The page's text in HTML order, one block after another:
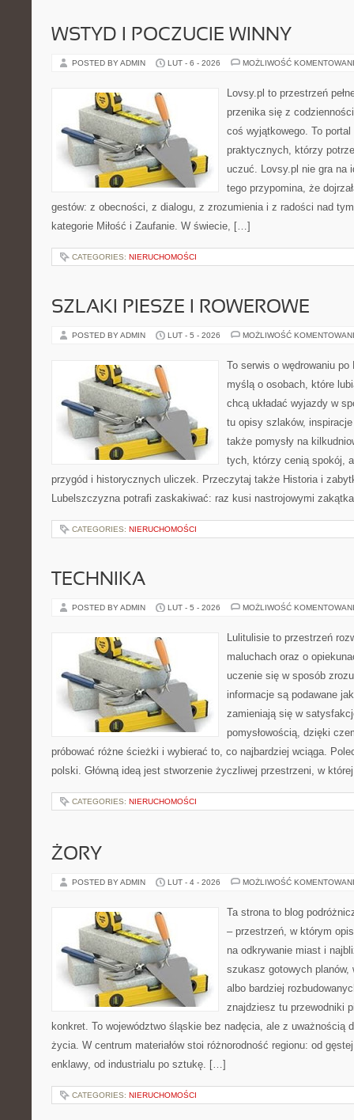
WSTYD I POCZUCIE WINNY
POSTED BY ADMIN LUT - 6 - 2026 MOŻLIWOŚĆ
Lovsy.pl to przestrzeń
przenika się z
coś wyjątkowego. To
praktycznych, którzy
uczuć. Lovsy.pl nie gra na
tego przypomina, że
gestów: z obecności, z dialogu, z zrozumienia i z radości nad
kategorie Miłość i Zaufanie. W świecie, […]
CATEGORIES: NIERUCHOMOŚCI
SZLAKI PIESZE I ROWEROWE
POSTED BY ADMIN LUT - 5 - 2026 MOŻLIWOŚĆ
To serwis o wędrowaniu
myślą o osobach, które
chcą układać wyjazdy w
tu opisy szlaków,
także pomysły na
tych, którzy cenią spokój,
przygód i historycznych uliczek. Przeczytaj także Historia i
Lubelszczyzna potrafi zaskakiwać: raz kusi nastrojowymi
CATEGORIES: NIERUCHOMOŚCI
TECHNIKA
POSTED BY ADMIN LUT - 5 - 2026 MOŻLIWOŚĆ
Lulitulisie to przestrzeń
maluchach oraz o
uczenie się w sposób
informacje są podawane
zamieniają się w
pomysłowością, dzięki
próbować różne ścieżki i wybierać to, co najbardziej wciąga.
polski. Główną ideą jest stworzenie życzliwej przestrzeni, w
CATEGORIES: NIERUCHOMOŚCI
ŻORY
POSTED BY ADMIN LUT - 4 - 2026 MOŻLIWOŚĆ
Ta strona to blog
– przestrzeń, w którym
na odkrywanie miast i
szukasz gotowych
albo bardziej
znajdziesz tu przewodniki
konkret. To województwo śląskie bez nadęcia, ale z uważnością
życia. W centrum materiałów stoi różnorodność regionu: od
enklawy, od industrialu po sztukę. […]
CATEGORIES: NIERUCHOMOŚCI